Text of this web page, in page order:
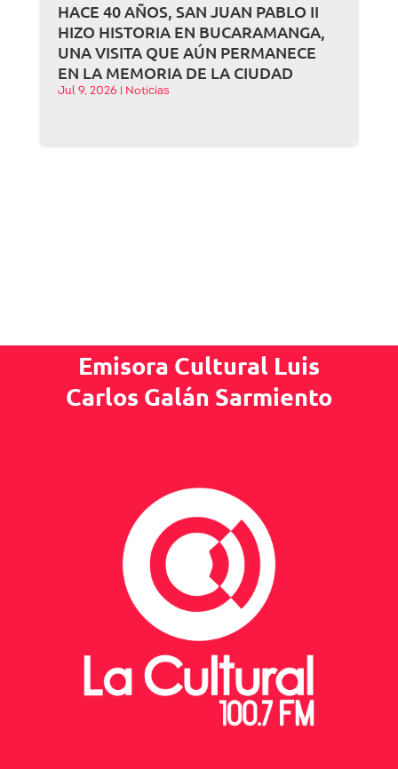
HACE 40 AÑOS, SAN JUAN PABLO II
HIZO HISTORIA EN BUCARAMANGA,
UNA VISITA QUE AÚN PERMANECE
EN LA MEMORIA DE LA CIUDAD
Jul 9, 2026 Noticias
Emisora Cultural Luis
Carlos Galán Sarmiento